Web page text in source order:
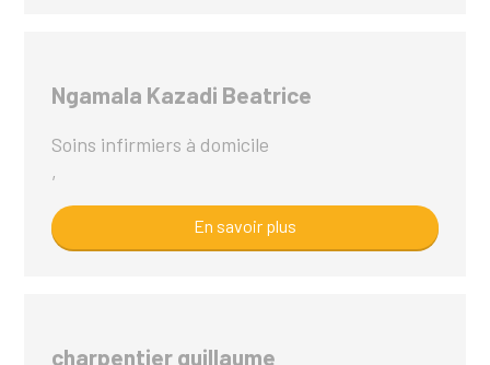
Ngamala Kazadi Beatrice
Soins infirmiers à domicile
,
En savoir plus
charpentier guillaume